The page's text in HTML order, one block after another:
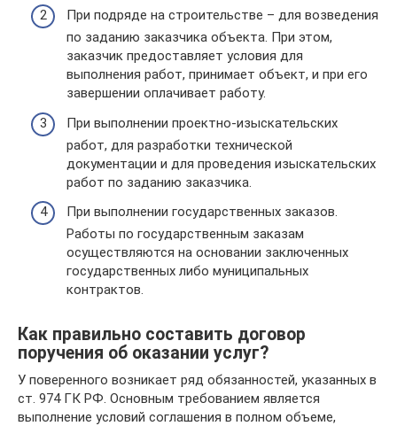
При подряде на строительстве – для возведения
по заданию заказчика объекта. При этом,
заказчик предоставляет условия для
выполнения работ, принимает объект, и при его
завершении оплачивает работу.
При выполнении проектно-изыскательских
работ, для разработки технической
документации и для проведения изыскательских
работ по заданию заказчика.
При выполнении государственных заказов.
Работы по государственным заказам
осуществляются на основании заключенных
государственных либо муниципальных
контрактов.
Как правильно составить договор
поручения об оказании услуг?
У поверенного возникает ряд обязанностей, указанных в
ст. 974 ГК РФ. Основным требованием является
выполнение условий соглашения в полном объеме,